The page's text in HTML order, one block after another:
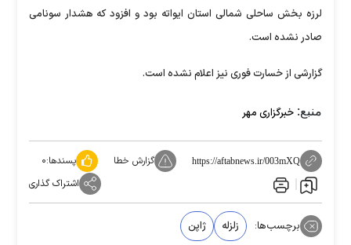
لرزه بخش ساحلی شمالی استان ایواته بود و افزود که هشدار سونامی
صادر نشده است.
گزارشی از خسارت فوری نیز اعلام نشده است.
منبع: خبرگزاری مهر
https://aftabnews.ir/003mXQ گزارش خطا پسندها:۰
اشتراک گذاری
برچسب‌ها: زلزله ژاپن